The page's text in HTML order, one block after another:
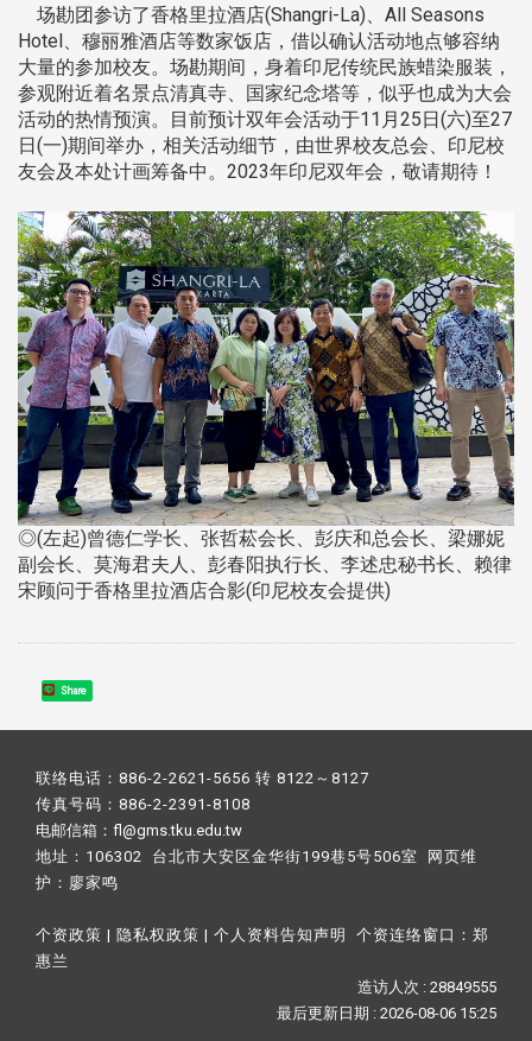
场勘团参访了香格里拉酒店(Shangri-La)、All Seasons
Hotel、穆丽雅酒店等数家饭店，借以确认活动地点够容纳
大量的参加校友。场勘期间，身着印尼传统民族蜡染服装，
参观附近着名景点清真寺、国家纪念塔等，似乎也成为大会
活动的热情预演。目前预计双年会活动于11月25日(六)至27
日(一)期间举办，相关活动细节，由世界校友总会、印尼校
友会及本处计画筹备中。2023年印尼双年会，敬请期待！
◎(左起)曾德仁学长、张哲菘会长、彭庆和总会长、梁娜妮
副会长、莫海君夫人、彭春阳执行长、李述忠秘书长、赖律
宋顾问于香格里拉酒店合影(印尼校友会提供)
Share
联络电话：886-2-2621-5656 转 8122～8127
传真号码：886-2-2391-8108
电邮信箱：fl@gms.tku.edu.tw
地址：106302 台北市大安区金华街199巷5号506室 网页维
护： 廖家鸣​
个资政策 | 隐私权政策 | 个人资料告知声明 个资连络窗口： 郑
惠兰
造访人次 : 28849555
最后更新日期 :2026-08-06 15:25